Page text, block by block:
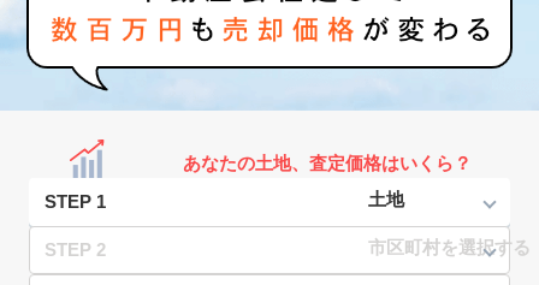
あなたの土地、査定価格はいくら？
STEP 1
STEP 2
お問い合わせ